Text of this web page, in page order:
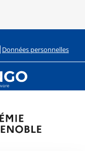
Données personnelles